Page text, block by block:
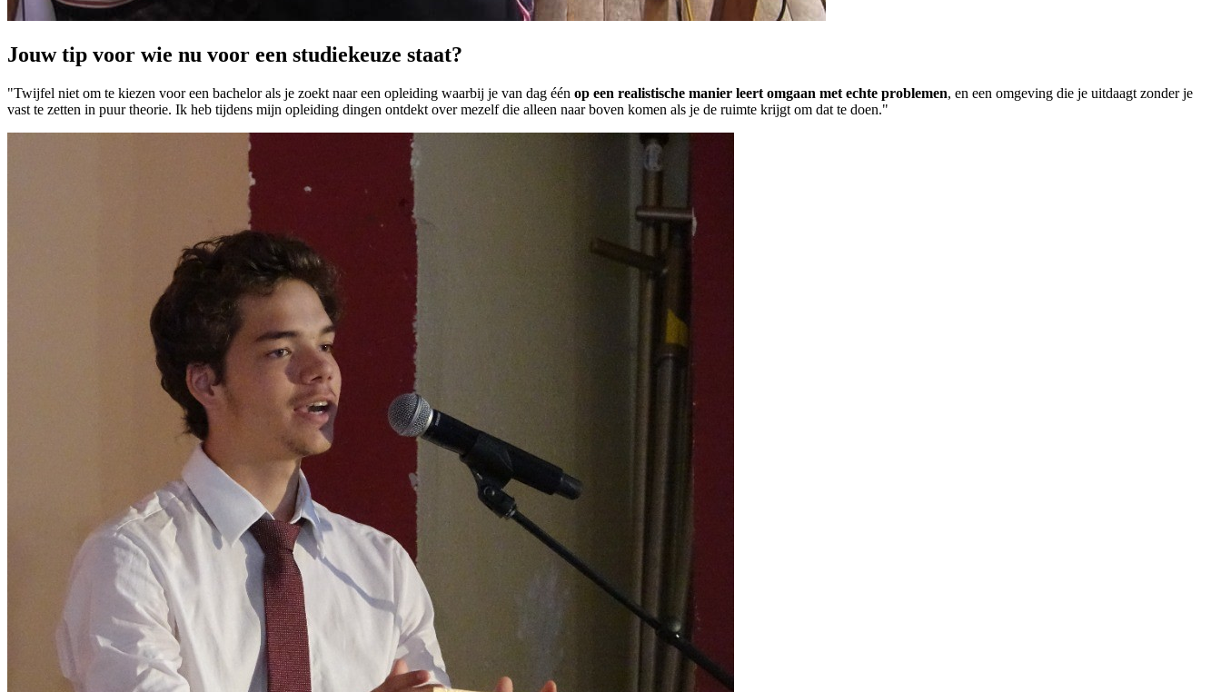
Jouw tip voor wie nu voor een studiekeuze staat?
"Twijfel niet om te kiezen voor een bachelor als je zoekt naar een opleiding waarbij je van dag één op een realistische manier leert omgaan met echte problemen, en een omgeving die je uitdaagt zonder je
vast te zetten in puur theorie. Ik heb tijdens mijn opleiding dingen ontdekt over mezelf die alleen naar boven komen als je de ruimte krijgt om dat te doen."